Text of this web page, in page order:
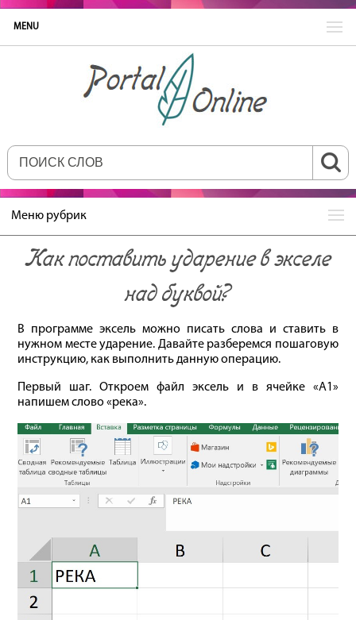
MENU
Меню рубрик
Как поставить ударение в экселе
над буквой?
В программе эксель можно писать слова и ставить в
нужном месте ударение. Давайте разберемся пошаговую
инструкцию, как выполнить данную операцию.
Первый шаг. Откроем файл эксель и в ячейке «А1»
напишем слово «река».